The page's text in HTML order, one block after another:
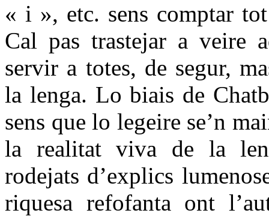
« i », etc. sens comptar
Cal pas trastejar a veire
servir a totes, de segur,
la lenga. Lo biais de
sens que lo legeire se’n
la realitat viva de la
rodejats d’explics
riquesa refofanta ont